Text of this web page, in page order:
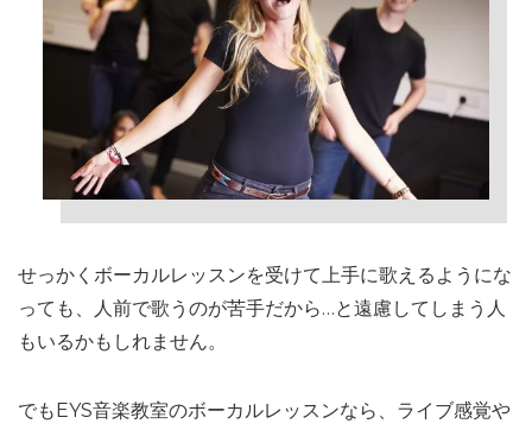
せっかくボーカルレッスンを受けて上手に歌えるようにな
っても、人前で歌うのが苦手だから…と遠慮してしまう人
もいるかもしれません。
でもEYS音楽教室のボーカルレッスンなら、ライブ感覚や